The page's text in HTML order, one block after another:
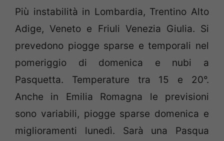
Più instabilità in Lombardia, Trentino Alto
Adige, Veneto e Friuli Venezia Giulia. Si
prevedono piogge sparse e temporali nel
pomeriggio di domenica e nubi a
Pasquetta. Temperature tra 15 e 20°.
Anche in Emilia Romagna le previsioni
sono variabili, piogge sparse domenica e
miglioramenti lunedì. Sarà una Pasqua